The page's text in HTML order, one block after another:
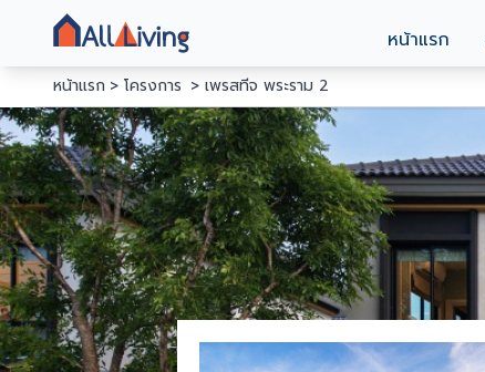
หน้าแรก
หน้าแรก โครงการ เพรสทีจ พระราม 2